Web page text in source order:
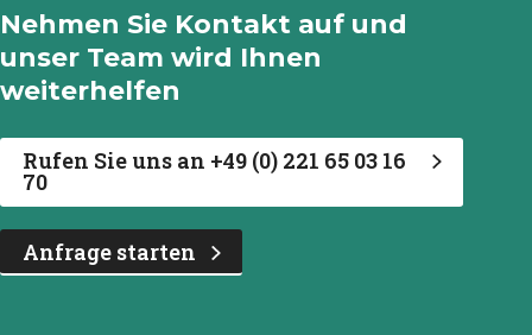
Nehmen Sie Kontakt auf und
unser Team wird Ihnen
weiterhelfen
Rufen Sie uns an +49 (0) 221 65 03 16
70
Anfrage starten